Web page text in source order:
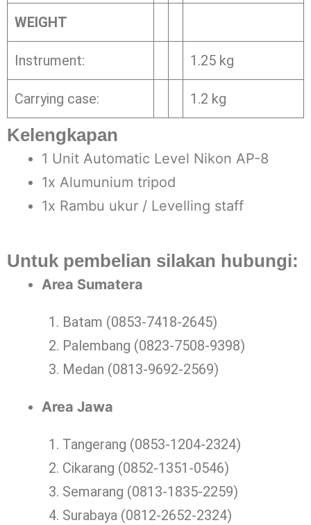
WEIGHT
Instrument: 1.25 kg
Carrying case: 1.2 kg
Kelengkapan
1 Unit Automatic Level Nikon AP-8
1x Alumunium tripod
1x Rambu ukur / Levelling staff
Untuk pembelian silakan hubungi:
Area Sumatera
Batam (0853-7418-2645)
Palembang (0823-7508-9398)
Medan (0813-9692-2569)
Area Jawa
Tangerang (0853-1204-2324)
Cikarang (0852-1351-0546)
Semarang (0813-1835-2259)
Surabaya (0812-2652-2324)